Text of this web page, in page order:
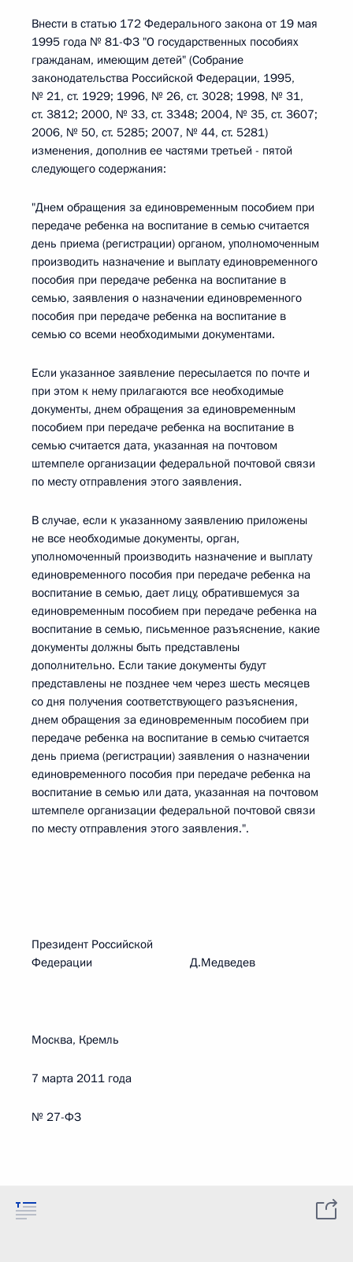
Внести в статью 172 Федерального закона от 19 мая
1995 года № 81-ФЗ "О государственных пособиях
гражданам, имеющим детей" (Собрание
законодательства Российской Федерации, 1995,
№ 21, ст. 1929; 1996, № 26, ст. 3028; 1998, № 31,
ст. 3812; 2000, № 33, ст. 3348; 2004, № 35, ст. 3607;
2006, № 50, ст. 5285; 2007, № 44, ст. 5281)
изменения, дополнив ее частями третьей - пятой
следующего содержания:
"Днем обращения за единовременным пособием при
передаче ребенка на воспитание в семью считается
день приема (регистрации) органом, уполномоченным
производить назначение и выплату единовременного
пособия при передаче ребенка на воспитание в
семью, заявления о назначении единовременного
пособия при передаче ребенка на воспитание в
семью со всеми необходимыми документами.
Если указанное заявление пересылается по почте и
при этом к нему прилагаются все необходимые
документы, днем обращения за единовременным
пособием при передаче ребенка на воспитание в
семью считается дата, указанная на почтовом
штемпеле организации федеральной почтовой связи
по месту отправления этого заявления.
В случае, если к указанному заявлению приложены
не все необходимые документы, орган,
уполномоченный производить назначение и выплату
единовременного пособия при передаче ребенка на
воспитание в семью, дает лицу, обратившемуся за
единовременным пособием при передаче ребенка на
воспитание в семью, письменное разъяснение, какие
документы должны быть представлены
дополнительно. Если такие документы будут
представлены не позднее чем через шесть месяцев
со дня получения соответствующего разъяснения,
днем обращения за единовременным пособием при
передаче ребенка на воспитание в семью считается
день приема (регистрации) заявления о назначении
единовременного пособия при передаче ребенка на
воспитание в семью или дата, указанная на почтовом
штемпеле организации федеральной почтовой связи
по месту отправления этого заявления.".
Президент Российской
Федерации Д.Медведев
Москва, Кремль
7 марта 2011 года
№ 27-ФЗ